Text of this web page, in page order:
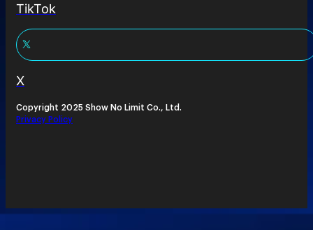
TikTok
X
Copyright 2025 Show No Limit Co., Ltd.
Privacy Policy